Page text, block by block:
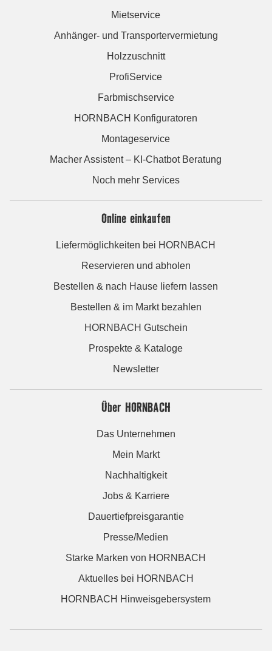
Mietservice
Anhänger- und Transportervermietung
Holzzuschnitt
ProfiService
Farbmischservice
HORNBACH Konfiguratoren
Montageservice
Macher Assistent – KI-Chatbot Beratung
Noch mehr Services
Online einkaufen
Liefermöglichkeiten bei HORNBACH
Reservieren und abholen
Bestellen & nach Hause liefern lassen
Bestellen & im Markt bezahlen
HORNBACH Gutschein
Prospekte & Kataloge
Newsletter
Über HORNBACH
Das Unternehmen
Mein Markt
Nachhaltigkeit
Jobs & Karriere
Dauertiefpreisgarantie
Presse/Medien
Starke Marken von HORNBACH
Aktuelles bei HORNBACH
HORNBACH Hinweisgebersystem